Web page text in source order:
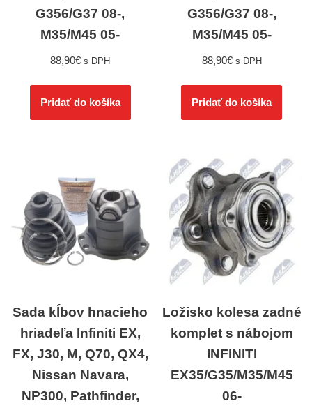
G356/G37 08-,
M35/M45 05-
88,90€ s DPH
Pridať do košíka
G356/G37 08-,
M35/M45 05-
88,90€ s DPH
Pridať do košíka
Sada kĺbov hnacieho
hriadeľa Infiniti EX,
FX, J30, M, Q70, QX4,
Nissan Navara,
NP300, Pathfinder,
Ložisko kolesa zadné
komplet s nábojom
INFINITI
EX35/G35/M35/M45
06-